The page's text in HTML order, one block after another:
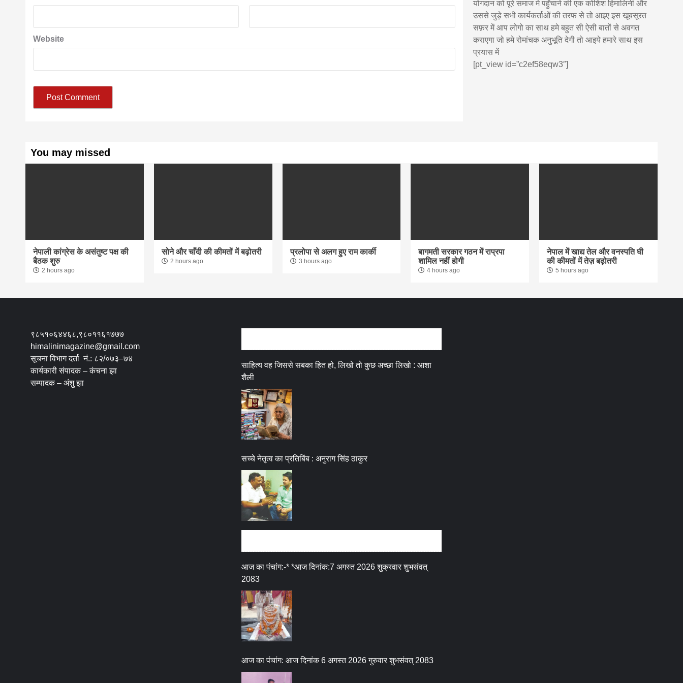
Website
योगदान को पूरे समाज मे पहुँचाने की एक कोशिश हिमालिनी और
उससे जुड़े सभी कार्यकर्ताओं की तरफ से तो आइए इस खूबसूरत
सफ़र में आप लोगो का साथ हमे बहुत सी ऐसी बातों से अवगत
कराएगा जो हमे रोमांचक अनुभूति देगी तो आइये हमारे साथ इस
प्रयास में
[pt_view id=”c2ef58eqw3″]
You may missed
नेपाली कांग्रेस के असंतुष्ट पक्ष की
बैठक शुरु
2 hours ago
सोने और चाँदी की कीमतों में बढ़ोतरी
2 hours ago
प्रलोपा से अलग हुए राम कार्की
3 hours ago
बागमती सरकार गठन में राप्रपा
शामिल नहीं होगी
4 hours ago
नेपाल में खाद्य तेल और वनस्पति घी
की कीमतों में तेज़ बढ़ोतरी
5 hours ago
९८५१०६४४६८,९८०११६१७७७
himalinimagazine@gmail.com
सूचना विभाग दर्ता नं.: ८२/०७३–७४
कार्यकारी संपादक – कंचना झा
सम्पादक – अंशु झा
साहित्य वह जिससे सबका हित हो, लिखो तो कुछ अच्छा लिखो : आशा
शैली
सच्चे नेतृत्व का प्रतिबिंब : अनुराग सिंह ठाकुर
आज का पंचांग:-* *आज दिनांक:7 अगस्त 2026 शुक्रवार शुभसंवत्
2083
आज का पंचांग: आज दिनांक 6 अगस्त 2026 गुरुवार शुभसंवत् 2083